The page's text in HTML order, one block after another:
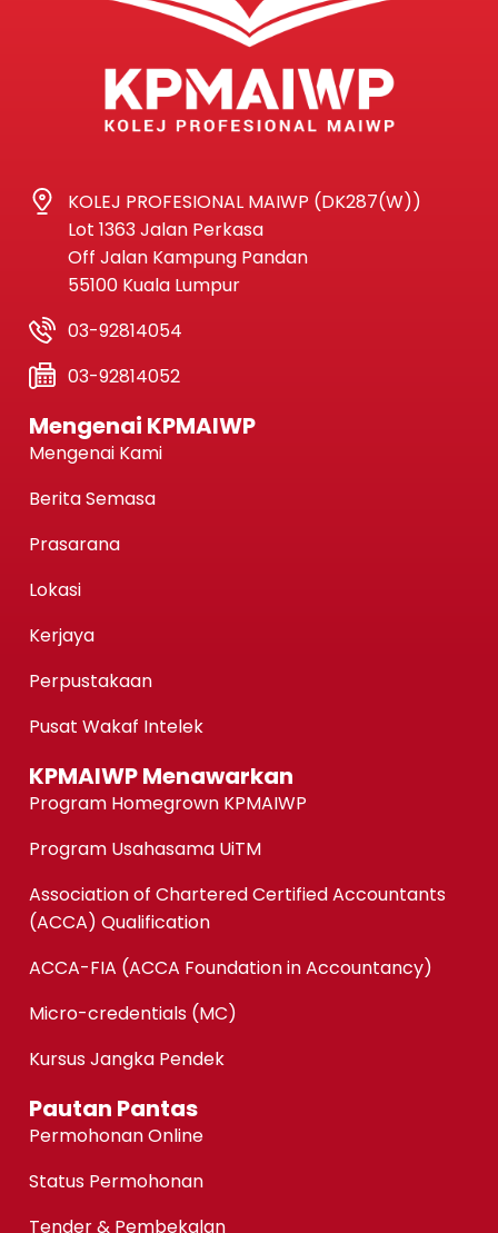
KOLEJ PROFESIONAL MAIWP (DK287(W))
Lot 1363 Jalan Perkasa
Off Jalan Kampung Pandan
55100 Kuala Lumpur
03-92814054
03-92814052
Mengenai KPMAIWP
Mengenai Kami
Berita Semasa
Prasarana
Lokasi
Kerjaya
Perpustakaan
Pusat Wakaf Intelek
KPMAIWP Menawarkan
Program Homegrown KPMAIWP
Program Usahasama UiTM
Association of Chartered Certified Accountants
(ACCA) Qualification
ACCA-FIA (ACCA Foundation in Accountancy)
Micro-credentials (MC)
Kursus Jangka Pendek
Pautan Pantas
Permohonan Online
Status Permohonan
Tender & Pembekalan